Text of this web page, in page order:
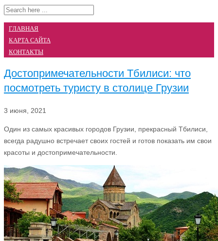
ГЛАВНАЯ
КАРТА САЙТА
КОНТАКТЫ
Достопримечательности Тбилиси: что
посмотреть туристу в столице Грузии
3 июня, 2021
Один из самых красивых городов Грузии, прекрасный Тбилиси,
всегда радушно встречает своих гостей и готов показать им свои
красоты и достопримечательности.